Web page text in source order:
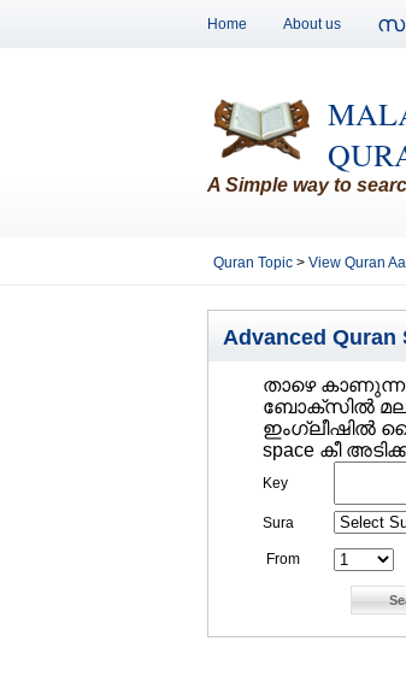
Home About us
A Simple way to
Quran Topic > View Quran
Advanced Quran
താഴെ കാണുന്ന
ബോക്സില്‍
ഇംഗ്ലീഷില്‍
space കീ
Key
Sura
From